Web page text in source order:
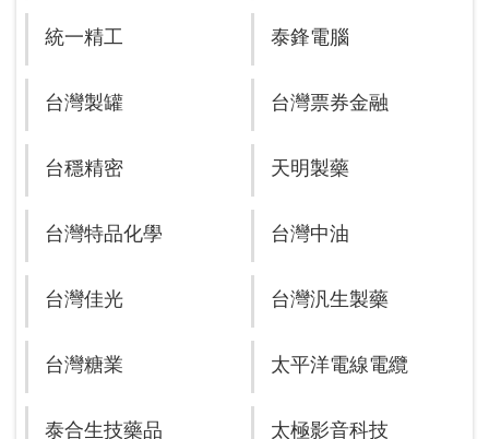
統一精工 泰鋒電腦
台灣製罐 台灣票券金融
台穩精密 天明製藥
台灣特品化學 台灣中油
台灣佳光 台灣汎生製藥
台灣糖業 太平洋電線電纜
泰合生技藥品 太極影音科技